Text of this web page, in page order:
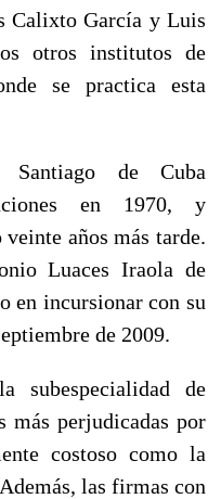
Calixto García y Luis
otros institutos de
se practica esta
de Cuba
en 1970, y
años más tarde.
Luaces Iraola de
en incursionar con su
de 2009.
subespecialidad de
más perjudicadas por
costoso como la
las firmas con